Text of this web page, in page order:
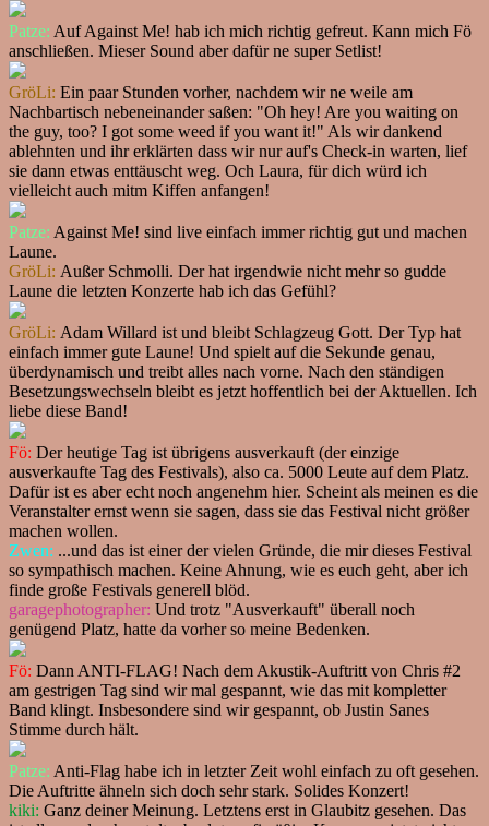
Patze: Auf Against Me! hab ich mich richtig gefreut. Kann mich Fö
anschließen. Mieser Sound aber dafür ne super Setlist!
GröLi: Ein paar Stunden vorher, nachdem wir ne weile am
Nachbartisch nebeneinander saßen: "Oh hey! Are you waiting on
the guy, too? I got some weed if you want it!" Als wir dankend
ablehnten und ihr erklärten dass wir nur auf's Check-in warten, lief
sie dann etwas enttäuscht weg. Och Laura, für dich würd ich
vielleicht auch mitm Kiffen anfangen!
Patze: Against Me! sind live einfach immer richtig gut und machen
Laune.
GröLi: Außer Schmolli. Der hat irgendwie nicht mehr so gudde
Laune die letzten Konzerte hab ich das Gefühl?
GröLi: Adam Willard ist und bleibt Schlagzeug Gott. Der Typ hat
einfach immer gute Laune! Und spielt auf die Sekunde genau,
überdynamisch und treibt alles nach vorne. Nach den ständigen
Besetzungswechseln bleibt es jetzt hoffentlich bei der Aktuellen. Ich
liebe diese Band!
Fö: Der heutige Tag ist übrigens ausverkauft (der einzige
ausverkaufte Tag des Festivals), also ca. 5000 Leute auf dem Platz.
Dafür ist es aber echt noch angenehm hier. Scheint als meinen es die
Veranstalter ernst wenn sie sagen, dass sie das Festival nicht größer
machen wollen.
Zwen: ...und das ist einer der vielen Gründe, die mir dieses Festival
so sympathisch machen. Keine Ahnung, wie es euch geht, aber ich
finde große Festivals generell blöd.
garagephotographer: Und trotz "Ausverkauft" überall noch
genügend Platz, hatte da vorher so meine Bedenken.
Fö: Dann ANTI-FLAG! Nach dem Akustik-Auftritt von Chris #2
am gestrigen Tag sind wir mal gespannt, wie das mit kompletter
Band klingt. Insbesondere sind wir gespannt, ob Justin Sanes
Stimme durch hält.
Patze: Anti-Flag habe ich in letzter Zeit wohl einfach zu oft gesehen.
Die Auftritte ähneln sich doch sehr stark. Solides Konzert!
kiki: Ganz deiner Meinung. Letztens erst in Glaubitz gesehen. Das